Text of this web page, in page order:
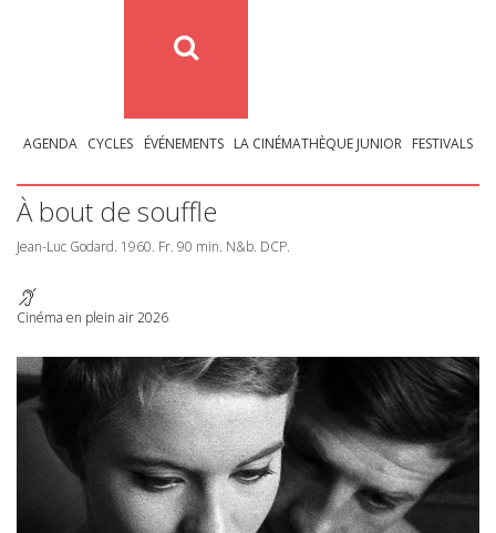
AGENDA CYCLES ÉVÉNEMENTS LA CINÉMATHÈQUE JUNIOR FESTIVALS
À bout de souffle
Jean-Luc Godard. 1960. Fr. 90 min. N&b. DCP.
Cinéma en plein air 2026